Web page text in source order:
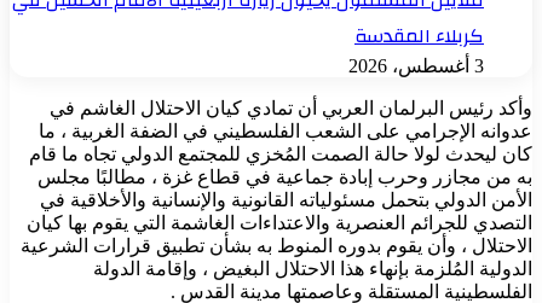
كربلاء المقدسة
3 أغسطس، 2026
وأكد رئيس البرلمان العربي أن تمادي كيان الاحتلال الغاشم في
عدوانه الإجرامي على الشعب الفلسطيني في الضفة الغربية ، ما
كان ليحدث لولا حالة الصمت المُخزي للمجتمع الدولي تجاه ما قام
به من مجازر وحرب إبادة جماعية في قطاع غزة ، مطالبًا مجلس
الأمن الدولي بتحمل مسئولياته القانونية والإنسانية والأخلاقية في
التصدي للجرائم العنصرية والاعتداءات الغاشمة التي يقوم بها كيان
الاحتلال ، وأن يقوم بدوره المنوط به بشأن تطبيق قرارات الشرعية
الدولية المُلزمة بإنهاء هذا الاحتلال البغيض ، وإقامة الدولة
الفلسطينية المستقلة وعاصمتها مدينة القدس .